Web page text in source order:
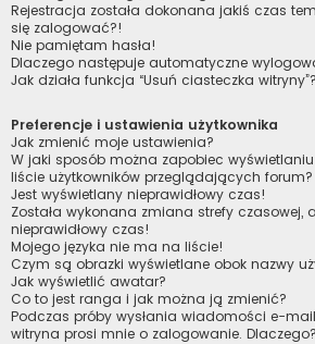
Rejestracja została dokonana jakiś czas
się zalogować?!
Nie pamiętam hasła!
Dlaczego następuje automatyczne
Jak działa funkcja “Usuń ciasteczka witryny”?
Preferencje i ustawienia użytkownika
Jak zmienić moje ustawienia?
W jaki sposób można zapobiec
liście użytkowników przeglądających forum?
Jest wyświetlany nieprawidłowy czas!
Została wykonana zmiana strefy czasowej,
nieprawidłowy czas!
Mojego języka nie ma na liście!
Czym są obrazki wyświetlane obok nazwy
Jak wyświetlić awatar?
Co to jest ranga i jak można ją zmienić?
Podczas próby wysłania wiadomości e-
witryna prosi mnie o zalogowanie. Dlaczego?